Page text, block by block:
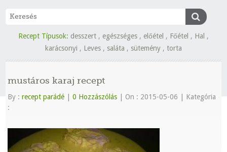
Recept Típusok: desszert , egészséges , előétel , Főétel , Hal ,
karácsonyi , Leves , saláta , sütemény , torta
mustáros karaj recept
By :recept parádé 0 Hozzászólás On : 2015-05-06
Kategória
: